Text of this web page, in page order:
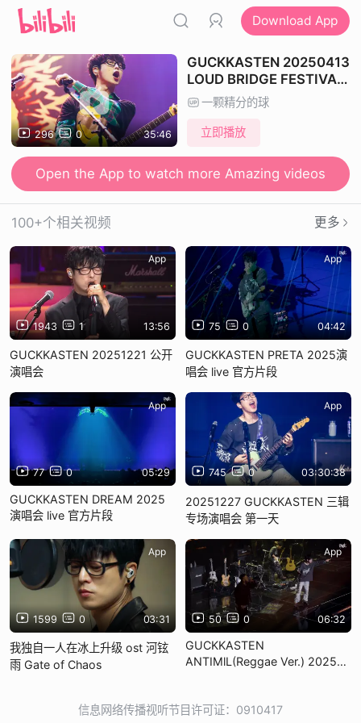
Download App
296 0 35:46
GUCKKASTEN 20250413
LOUD BRIDGE FESTIVAL
SEOUL
一颗精分的球
立即播放
Open the App to watch more Amazing videos
100+个相关视频 更多
1943 1 13:56
App
GUCKKASTEN 20251221 公开
演唱会
75 0 04:42
App
GUCKKASTEN PRETA 2025演
唱会 live 官方片段
77 0 05:29
App
GUCKKASTEN DREAM 2025
演唱会 live 官方片段
745 0 03:30:38
App
20251227 GUCKKASTEN 三辑
专场演唱会 第一天
1599 0 03:31
App
我独自一人在冰上升级 ost 河铉
雨 Gate of Chaos
50 0 06:32
App
GUCKKASTEN
ANTIMlL(Reggae Ver.) 2025演
信息网络传播视听节目许可证：0910417